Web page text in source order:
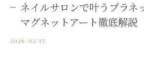
ネイルサロンで叶うプラネ
マグネットアート徹底解説
2026/02/15